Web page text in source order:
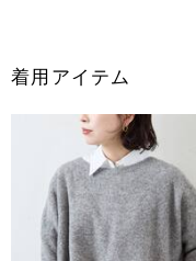
着用アイテム